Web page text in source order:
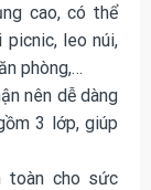
cao, có thể
leo núi,
phòng,…
nên dễ dàng
3 lớp, giúp
toàn cho sức